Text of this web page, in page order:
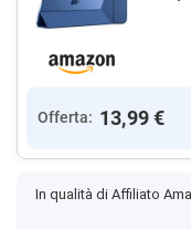
Offerta: 13,99 €
In qualità di Affiliato